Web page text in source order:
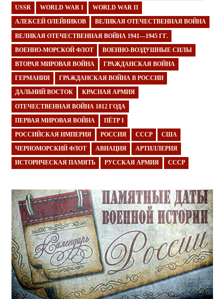
USSR WORLD WAR I WORLD WAR II
АЛЕКСЕЙ ОЛЕЙНИКОВ ВЕЛИКАЯ ОТЕЧЕСТВЕННАЯ ВОЙНА
ВЕЛИКАЯ ОТЕЧЕСТВЕННАЯ ВОЙНА 1941—1945 ГГ.
ВОЕННО-МОРСКОЙ ФЛОТ ВОЕННО-ВОЗДУШНЫЕ СИЛЫ
ВТОРАЯ МИРОВАЯ ВОЙНА ГРАЖДАНСКАЯ ВОЙНА
ГЕРМАНИЯ ГРАЖДАНСКАЯ ВОЙНА В РОССИИ
ДАЛЬНИЙ ВОСТОК КРАСНАЯ АРМИЯ
ОТЕЧЕСТВЕННАЯ ВОЙНА 1812 ГОДА
ПЕРВАЯ МИРОВАЯ ВОЙНА ПЁТР I
РОССИЙСКАЯ ИМПЕРИЯ РОССИЯ СССР США
ЧЕРНОМОРСКИЙ ФЛОТ АВИАЦИЯ АРТИЛЛЕРИЯ
ИСТОРИЧЕСКАЯ ПАМЯТЬ РУССКАЯ АРМИЯ СССР